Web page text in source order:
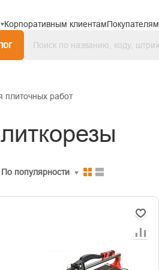
Корпоративным клиентамПокупателям
плиточных работ
По популярности